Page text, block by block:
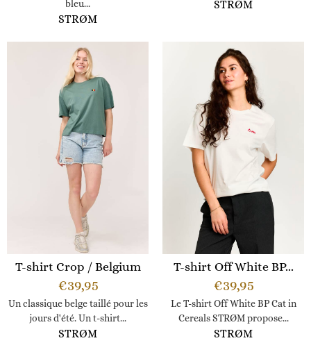
bleu...
STRØM
STRØM
T-shirt Crop / Belgium
€39,95
Un classique belge taillé pour les
jours d'été. Un t-shirt...
STRØM
T-shirt Off White BP...
€39,95
Le T-shirt Off White BP Cat in
Cereals STRØM propose...
STRØM